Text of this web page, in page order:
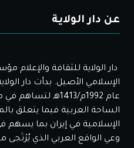
عن دار الولاية
دار الولاية للثقافة والإعلام
الإسلامي الأصيل. بدأت دار
عام 1992م/1413هـ
الساحة العربية فيما يتعلق
الإسلامية في إيران بما يسهم
وعي الواقع العربي الذي يُرْتَجى